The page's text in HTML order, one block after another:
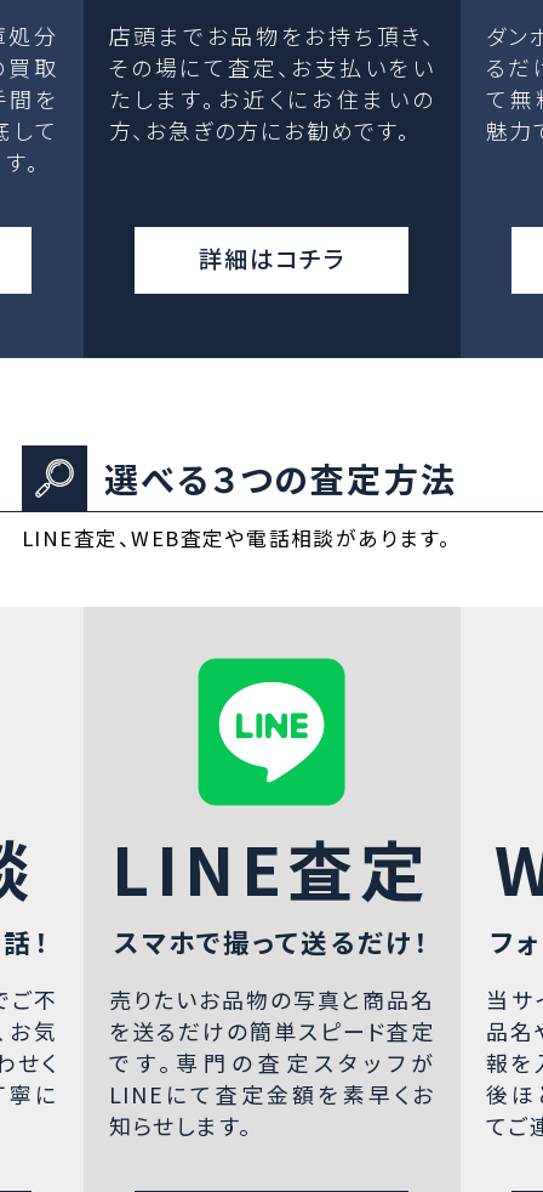
処分
取
間を
して
。
店頭までお品物をお持ち頂き、
その場にて査定、お支払いをい
たします。お近くにお住まいの
方、お急ぎの方にお勧めです。
詳細はコチラ
ダン
るだ
て無
魅力
選べる３つの査定方法
LINE査定、WEB査定や電話相談があります。
！
ご不
お気
せく
寧に
LINE査定
スマホで撮って送るだけ！
売りたいお品物の写真と商品名
を送るだけの簡単スピード査定
です。専門の査定スタッフが
LINEにて査定金額を素早くお
知らせします。
フ
当サ
品名
報を
後ほ
てご